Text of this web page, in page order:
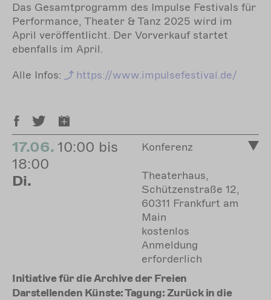
Das Gesamtprogramm des Impulse Festivals für
Performance, Theater & Tanz 2025 wird im
April veröffentlicht. Der Vorverkauf startet
ebenfalls im April.
Alle Infos:
https://www.impulsefestival.de/
17.06. 10:00 bis
18:00
Di.
Konferenz
Theaterhaus,
Schützenstraße 12,
60311 Frankfurt am
Main
kostenlos
Anmeldung
erforderlich
Initiative für die Archive der Freien
Darstellenden Künste: Tagung: Zurück in die